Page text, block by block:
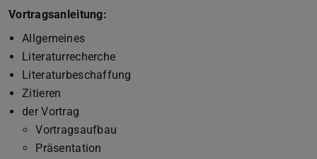
Vortragsanleitung:
Allgemeines
Literaturrecherche
Literaturbeschaffung
Zitieren
der Vortrag
Vortragsaufbau
Präsentation